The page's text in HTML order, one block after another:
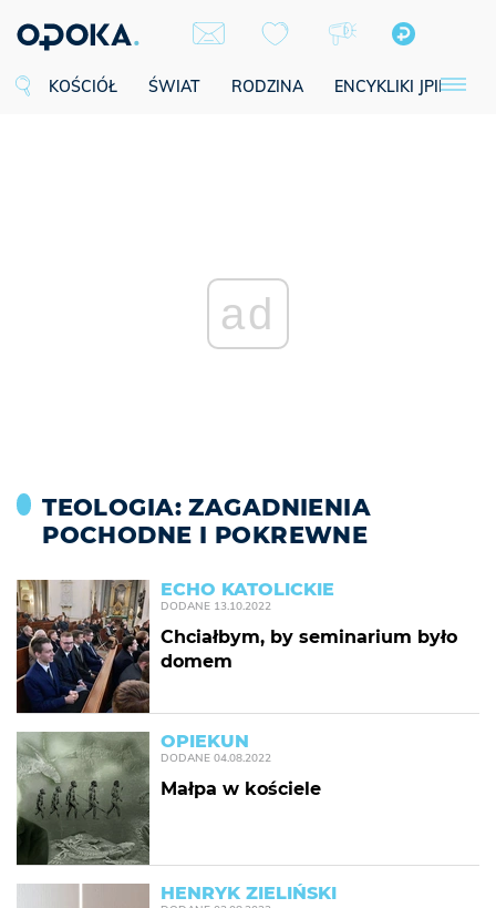
KOŚCIÓŁ ŚWIAT RODZINA ENCYKLIKI JPII
ad
TEOLOGIA: ZAGADNIENIA
POCHODNE I POKREWNE
ECHO KATOLICKIE
DODANE 13.10.2022
Chciałbym, by seminarium było
domem
OPIEKUN
DODANE 04.08.2022
Małpa w kościele
HENRYK ZIELIŃSKI